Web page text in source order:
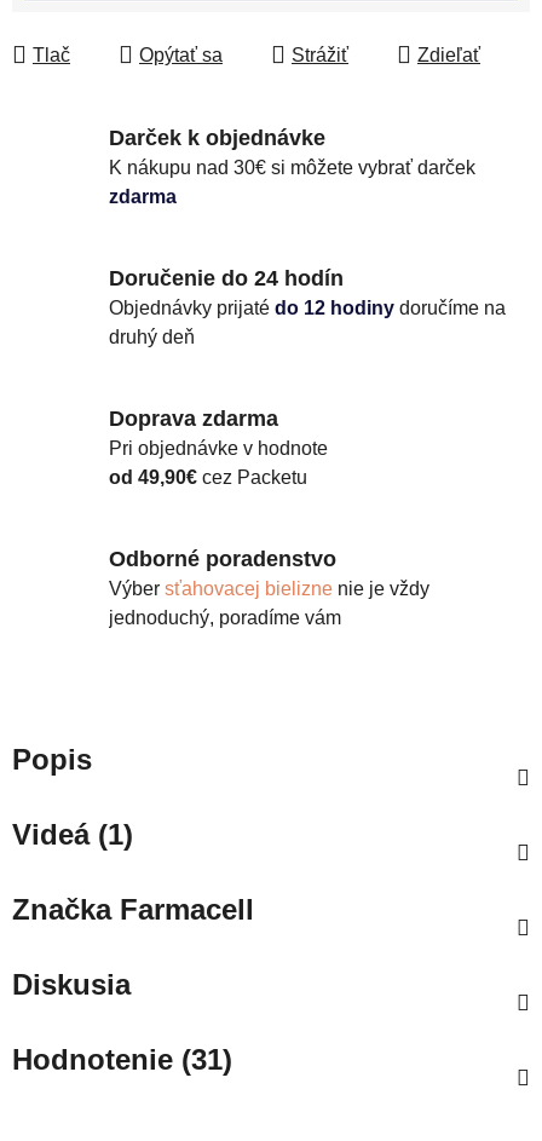
Tlač Opýtať sa Strážiť Zdieľať
Darček k objednávke
K nákupu nad 30€ si môžete vybrať darček
zdarma
Doručenie do 24 hodín
Objednávky prijaté do 12 hodiny doručíme na
druhý deň
Doprava zdarma
Pri objednávke v hodnote
od 49,90€ cez Packetu
Odborné poradenstvo
Výber sťahovacej bielizne nie je vždy
jednoduchý, poradíme vám
Popis
Videá (1)
ZnačkaFarmacell
Diskusia
Hodnotenie (31)